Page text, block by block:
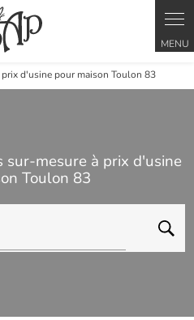
d'usine pour maison Toulon 83
sur-mesure à prix d'usine
Toulon 83